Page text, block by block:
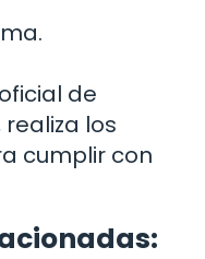
de
los
cumplir con